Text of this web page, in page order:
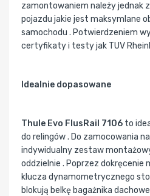
zamontowaniem należy jednak
pojazdu jakie jest maksymlane
samochodu . Potwierdzeniem
certyfikaty i testy jak TUV
Idealnie dopasowane
Thule Evo FlusRail 7106 to
do relingów . Do zamocowania
indywidualny zestaw
oddzielnie . Poprzez dokręcenie
klucza dynamometrycznego
blokują belkę bagażnika